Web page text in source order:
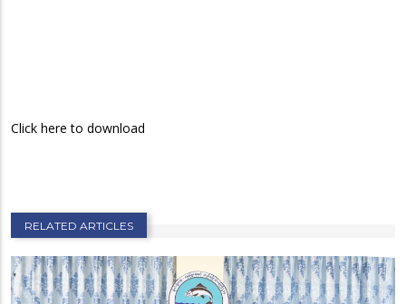
Click here to download
RELATED ARTICLES